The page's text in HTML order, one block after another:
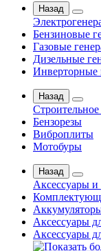
Назад
Бензиновые
Газовые
Дизельные
Инверторные
Назад
Бензорезы
Виброплиты
Мотобуры
Назад
Аксессуары
Аксессуары
Аксессуары